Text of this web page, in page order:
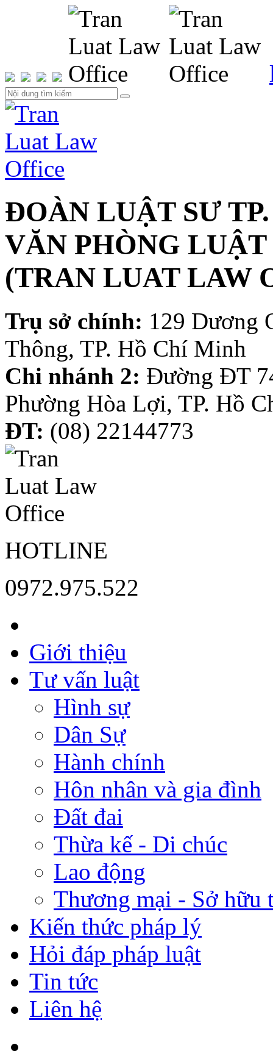
ĐOÀN LUẬT SƯ
VĂN PHÒNG
(TRAN LUAT LAW
Trụ sở chính: 129 Dương
Thông, TP. Hồ Chí Minh
Chi nhánh 2: Đường ĐT
Phường Hòa Lợi, TP. Hồ
ĐT: (08) 22144773
HOTLINE
0972.975.522
Giới thiệu
Tư vấn luật
Hình sự
Dân Sự
Hành chính
Hôn nhân và gia đình
Đất đai
Thừa kế - Di chúc
Lao động
Thương mại - Sở hữu
Kiến thức pháp lý
Hỏi đáp pháp luật
Tin tức
Liên hệ